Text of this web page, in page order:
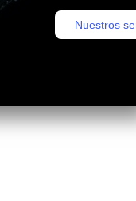
Nuestros